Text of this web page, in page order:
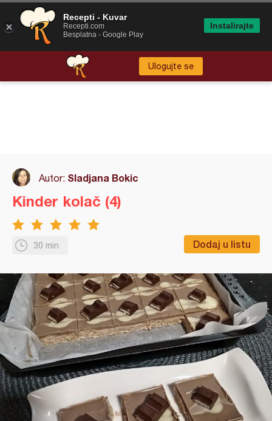
Ulogujte se
Autor: Sladjana Bokic
30 min Dodaj u listu
Kinder kolač (4)
Recepti - Kuvar
Recepti.com
Besplatna - Google Play
Instalirajte